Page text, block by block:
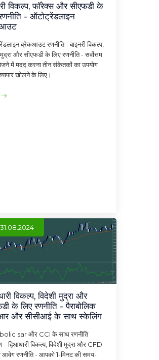
विकल्प, फॉरेक्स और सीएफडी के
- ऑटोट्रेंडलाइन
ब्रेकआउट रणनीति - बाइनरी विकल्प,
मुद्रा और सीएफडी के लिए रणनीति - सर्वोत्तम
में मदद करना तीन संकेतकों का उपयोग
खोलने के लिए।
31.08.2024
विकल्प, विदेशी मुद्रा और
के लिए रणनीति - पैराबोलिक
और सीसीआई के साथ स्केलिंग
sar और CCI के साथ रणनीति
- द्विआधारी विकल्प, विदेशी मुद्रा और CFD
आवेग रणनीति - आपको 1-मिनट की समय-